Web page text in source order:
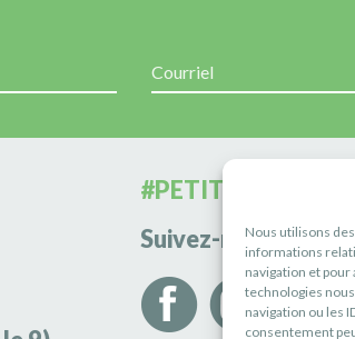
Nous utilisons
informations
navigation et
technologies
navigation ou les
consentement
#PETITERIVIÈRE
Suivez-nous